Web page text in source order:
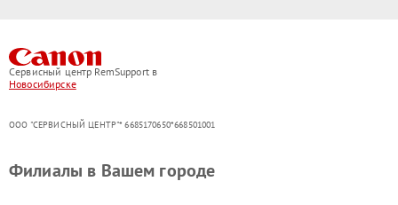
Сервисный центр RemSupport в
Новосибирске
ООО "СЕРВИСНЫЙ ЦЕНТР"* 6685170650*668501001
Филиалы в Вашем городе